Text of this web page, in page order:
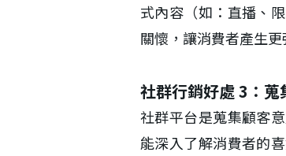
式內容（如：直播、
關懷，讓消費者產生
社群行銷好處 3：
社群平台是蒐集顧客
能深入了解消費者的